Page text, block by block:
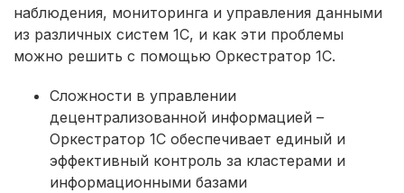
наблюдения, мониторинга и управления данными
из различных систем 1С, и как эти проблемы
можно решить с помощью Оркестратор 1С.
Сложности в управлении
децентрализованной информацией –
Оркестратор 1С обеспечивает единый и
эффективный контроль за кластерами и
информационными базами